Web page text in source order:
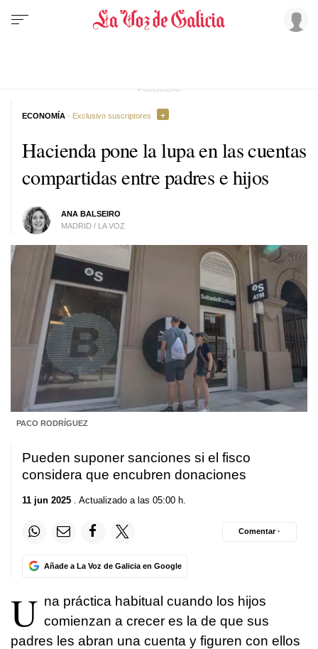
Hacienda pone la lupa en las cuentas
compartidas entre padres e hijos
ANA BALSEIRO
MADRID / LA VOZ
ECONOMÍA · Exclusivo suscriptores
PACO RODRÍGUEZ
Pueden suponer sanciones si el fisco
considera que encubren donaciones
11 jun 2025 . Actualizado a las 05:00 h.
Añade a La Voz de Galicia en Google
Comentar ·
U na práctica habitual cuando los hijos
comienzan a crecer es la de que sus
padres les abran una cuenta y figuren con ellos